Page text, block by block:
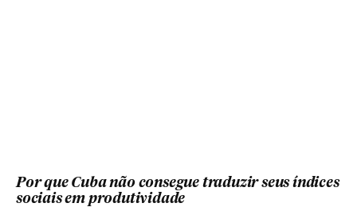
Por que Cuba não consegue traduzir seus índices
sociais em produtividade